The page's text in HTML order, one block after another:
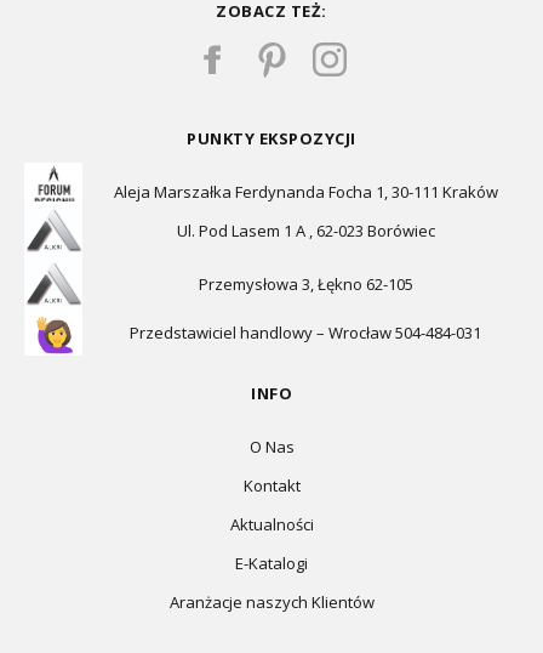
ZOBACZ TEŻ:
PUNKTY EKSPOZYCJI
Aleja Marszałka Ferdynanda Focha 1, 30-111 Kraków
Ul. Pod Lasem 1 A , 62-023 Borówiec
Przemysłowa 3, Łękno 62-105
Przedstawiciel handlowy – Wrocław 504-484-031
INFO
O Nas
Kontakt
Aktualności
E-Katalogi
Aranżacje naszych Klientów